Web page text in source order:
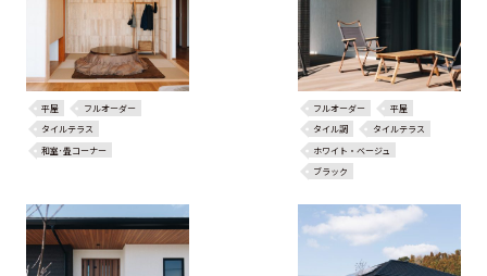
平屋
フルオーダー
タイルテラス
和室･畳コーナー
フルオーダー
平屋
タイル調
タイルテラス
ホワイト・ベージュ
ブラック